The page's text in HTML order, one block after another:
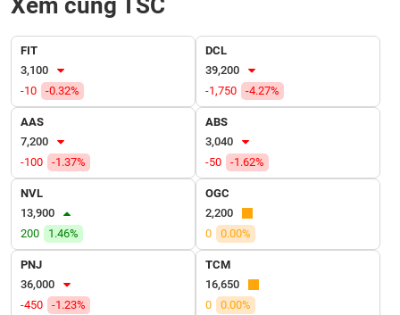
Xem cùng TSC
FIT
3,100
-10
-0.32%
DCL
39,200
-1,750
-4.27%
AAS
7,200
-100
-1.37%
ABS
3,040
-50
-1.62%
NVL
13,900
200
1.46%
OGC
2,200
0
0.00%
PNJ
36,000
-450
-1.23%
TCM
16,650
0
0.00%
VỤ
THÔNG
ÍCH
BẤT
ĐỘNG
SẢN